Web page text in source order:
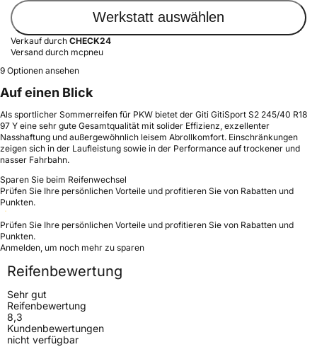
Werkstatt auswählen
Verkauf durch CHECK24
Versand durch mcpneu
9 Optionen ansehen
Auf einen Blick
Als sportlicher Sommerreifen für PKW bietet der Giti GitiSport S2 245/40 R18
97 Y eine sehr gute Gesamtqualität mit solider Effizienz, exzellenter
Nasshaftung und außergewöhnlich leisem Abrollkomfort. Einschränkungen
zeigen sich in der Laufleistung sowie in der Performance auf trockener und
nasser Fahrbahn.
Sparen Sie beim Reifenwechsel
Prüfen Sie Ihre persönlichen Vorteile und profitieren Sie von Rabatten und
Punkten.
Prüfen Sie Ihre persönlichen Vorteile und profitieren Sie von Rabatten und
Punkten.
Anmelden, um noch mehr zu sparen
Reifenbewertung
Sehr gut
Reifenbewertung
8,3
Kundenbewertungen
nicht verfügbar